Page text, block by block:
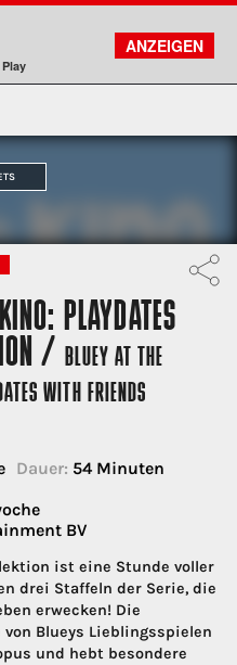
FILMSUCHE
KONTO
PLAYDATES
/ BLUEY AT THE
WITH FRIENDS
Dauer: 54 Minuten
BV
ist eine Stunde voller
drei Staffeln der Serie, die
erwecken! Die
Blueys Lieblingsspielen
und hebt besondere
ANZEIGEN